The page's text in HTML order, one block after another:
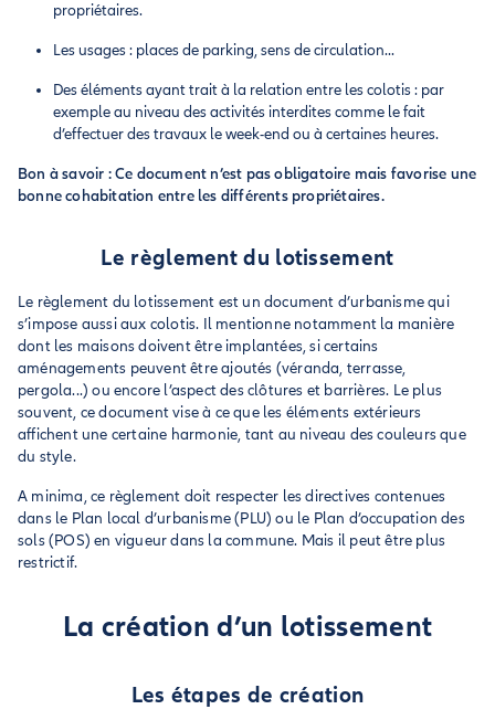
propriétaires.
Les usages : places de parking, sens de circulation...
Des éléments ayant trait à la relation entre les colotis : par
exemple au niveau des activités interdites comme le fait
d’effectuer des travaux le week-end ou à certaines heures.
Bon à savoir : Ce document n’est pas obligatoire mais favorise une
bonne cohabitation entre les différents propriétaires.
Le règlement du lotissement
Le règlement du lotissement est un document d’urbanisme qui
s’impose aussi aux colotis. Il mentionne notamment la manière
dont les maisons doivent être implantées, si certains
aménagements peuvent être ajoutés (véranda, terrasse,
pergola...) ou encore l’aspect des clôtures et barrières. Le plus
souvent, ce document vise à ce que les éléments extérieurs
affichent une certaine harmonie, tant au niveau des couleurs que
du style.
A minima, ce règlement doit respecter les directives contenues
dans le Plan local d’urbanisme (PLU) ou le Plan d’occupation des
sols (POS) en vigueur dans la commune. Mais il peut être plus
restrictif.
La création d’un lotissement
Les étapes de création